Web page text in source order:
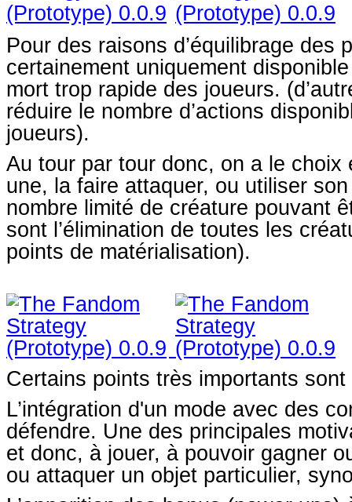
Pour des raisons d’équilibrage
certainement uniquement
mort trop rapide des joueurs.
réduire le nombre d’actions
joueurs).
Au tour par tour donc, on a le
une, la faire attaquer, ou utiliser
nombre limité de créature pouvant
sont l’élimination de toutes les
points de matérialisation).
Certains points très importants
L’intégration d'un mode avec des
défendre. Une des principales
et donc, à jouer, à pouvoir gagner
ou attaquer un objet particulier,